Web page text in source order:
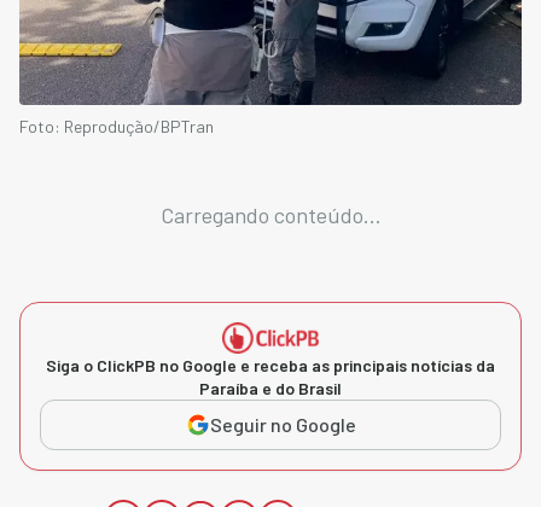
Foto: Reprodução/BPTran
Carregando conteúdo...
Siga o ClickPB no Google e receba as principais notícias da
Paraíba e do Brasil
Seguir no Google